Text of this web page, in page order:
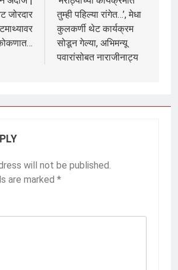
जोरदार
तुम्ही पहिल्या रांगेत…’, मेधा
कुलकर्णी थेट कार्यक्रम
सोडून गेल्या, अभिमन्यू
पवारांसोबत नाराजीनाट्य
will not be published.
are marked *